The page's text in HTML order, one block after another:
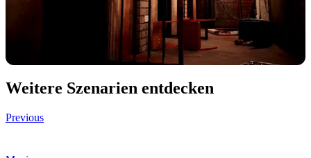
Weitere Szenarien entdecken
Previous